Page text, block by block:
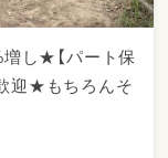
し★【パート保
迎★もちろんそ